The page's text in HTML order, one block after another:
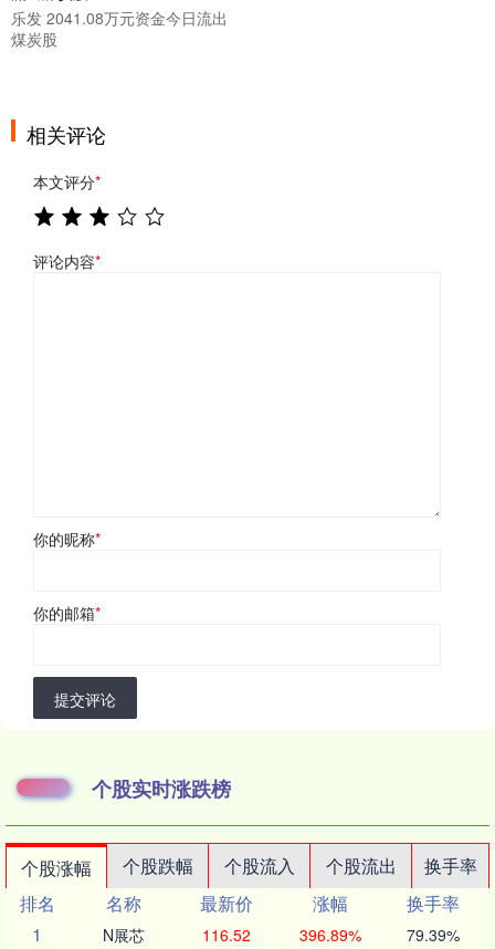
乐发 2041.08万元资金今日流出
煤炭股
相关评论
本文评分*
评论内容*
你的昵称*
你的邮箱*
提交评论
个股实时涨跌榜
个股涨幅 个股跌幅 个股流入 个股流出
换手率
排名
名称 最新价 涨幅
换手率
1
N展芯 116.52 396.89% 79.39%